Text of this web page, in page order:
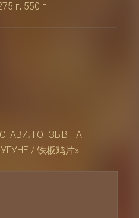
г, 550 г
ОТЗЫВ НА
/ 铁板鸡片»